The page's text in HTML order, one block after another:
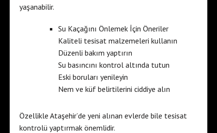
yaşanabilir.
Su Kaçağını Önlemek İçin Öneriler
Kaliteli tesisat malzemeleri kullanın
Düzenli bakım yaptırın
Su basıncını kontrol altında tutun
Eski boruları yenileyin
Nem ve küf belirtilerini ciddiye alın
Özellikle Ataşehir’de yeni alınan evlerde bile tesisat
kontrolü yaptırmak önemlidir.